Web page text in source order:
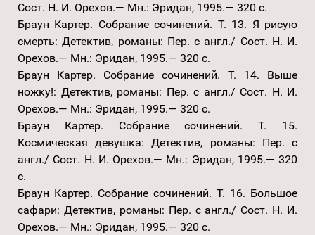
Сост. Н. И. Орехов.— Мн.: Эридан, 1995.— 320 с.
Браун Картер. Собрание сочинений. Т. 13. Я рисую
смерть: Детектив, романы: Пер. с англ./ Сост. Н. И.
Орехов.— Мн.: Эридан, 1995.— 320 с.
Браун Картер. Собрание сочинений. Т. 14. Выше
ножку!: Детектив, романы: Пер. с англ./ Сост. Н. И.
Орехов.— Мн.: Эридан, 1995.— 320 с.
Браун Картер. Собрание сочинений. Т. 15.
Космическая девушка: Детектив, романы: Пер. с
англ./ Сост. Н. И. Орехов.— Мн.: Эридан, 1995.— 320
с.
Браун Картер. Собрание сочинений. Т. 16. Большое
сафари: Детектив, романы: Пер. с англ./ Сост. Н. И.
Орехов.— Мн.: Эридан, 1995.— 320 с.